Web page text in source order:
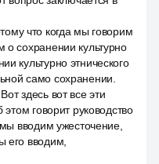
что когда мы говорим
сохранении культурно
культурно этнического
само сохранении.
здесь вот все эти
говорит руководство
вводим ужесточение,
его вводим,